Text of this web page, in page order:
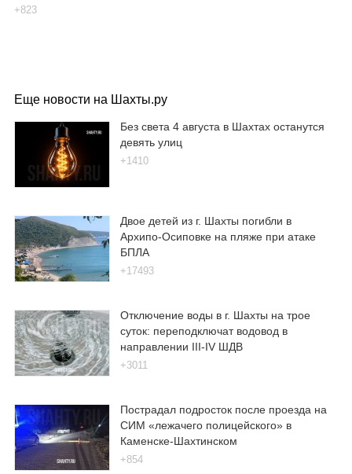
+823
Еще новости на Шахты.ру
Без света 4 августа в Шахтах останутся
девять улиц
+1410
Двое детей из г. Шахты погибли в
Архипо-Осиповке на пляже при атаке
БПЛА
+17493
Отключение воды в г. Шахты на трое
суток: переподключат водовод в
направлении III-IV ШДВ
+3011
Пострадал подросток после проезда на
СИМ «лежачего полицейского» в
Каменске-Шахтинском
+854